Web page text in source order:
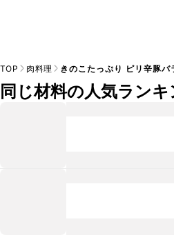
TOP 肉料理 きのこたっぷり ピリ辛豚バ
同じ材料の人気ラン